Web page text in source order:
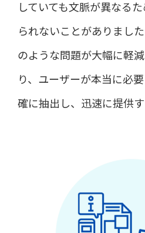
していても文脈が異なる
られないことがありまし
のような問題が大幅に軽
り、ユーザーが本当に必
確に抽出し、迅速に提供す